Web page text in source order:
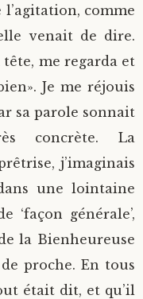
l’agitation, comme
venait de dire.
me regarda et
Je me réjouis
sa parole sonnait
concrète. La
j’imaginais
une lointaine
‘façon générale’,
la Bienheureuse
proche. En tous
était dit, et qu’il